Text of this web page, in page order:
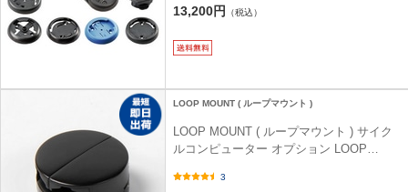
プα コンボ マウント (10ブランド対応モデ
13,200円 （税込）
LOOP MOUNT ( ループマウント )
LOOP MOUNT ( ループマウント ) サイク
ルコンピューター オプション LOOP
ホルダー ( ループマイクロマウント ) ブラ
3